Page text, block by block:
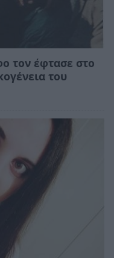
τον έφτασε στο
του